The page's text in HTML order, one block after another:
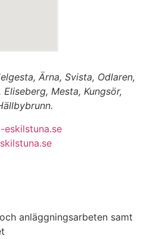
Ärna, Svista, Odlaren,
Mesta, Kungsör,
eskilstuna.se
anläggningsarbeten samt